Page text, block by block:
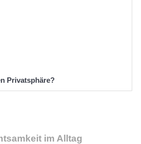
Privatsphäre?
im Alltag